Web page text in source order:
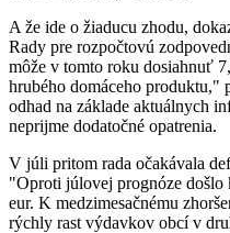
A že ide o žiaducu zhodu,
Rady pre rozpočtovú
môže v tomto roku dosiahnuť
hrubého domáceho produktu,"
odhad na základe aktuálnych
neprijme dodatočné opatrenia.
V júli pritom rada očakávala
"Oproti júlovej prognóze
eur. K medzimesačnému
rýchly rast výdavkov obcí v